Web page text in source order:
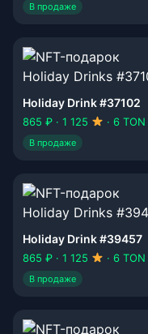
В продаже
Holiday Drink #37102
865 ₽ · 1 125 · 6 TON
В продаже
Holiday Drink #39457
865 ₽ · 1 125 · 6 TON
В продаже